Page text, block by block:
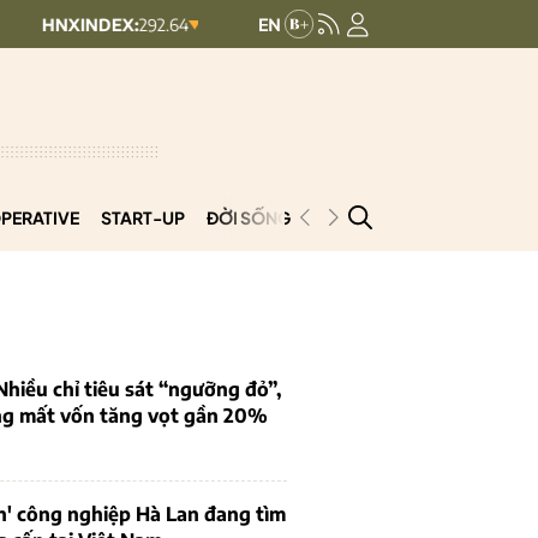
292.64 8.56 (2.84%) UPCOMINDEX:127.17
START-UP ĐỜI SỐNG PODCAST
chỉ tiêu sát “ngưỡng đỏ”,
mất vốn tăng vọt gần 20%
công nghiệp Hà Lan đang tìm